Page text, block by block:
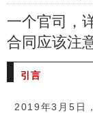
一个官司，
合同应该注
引言
2019年3月5日